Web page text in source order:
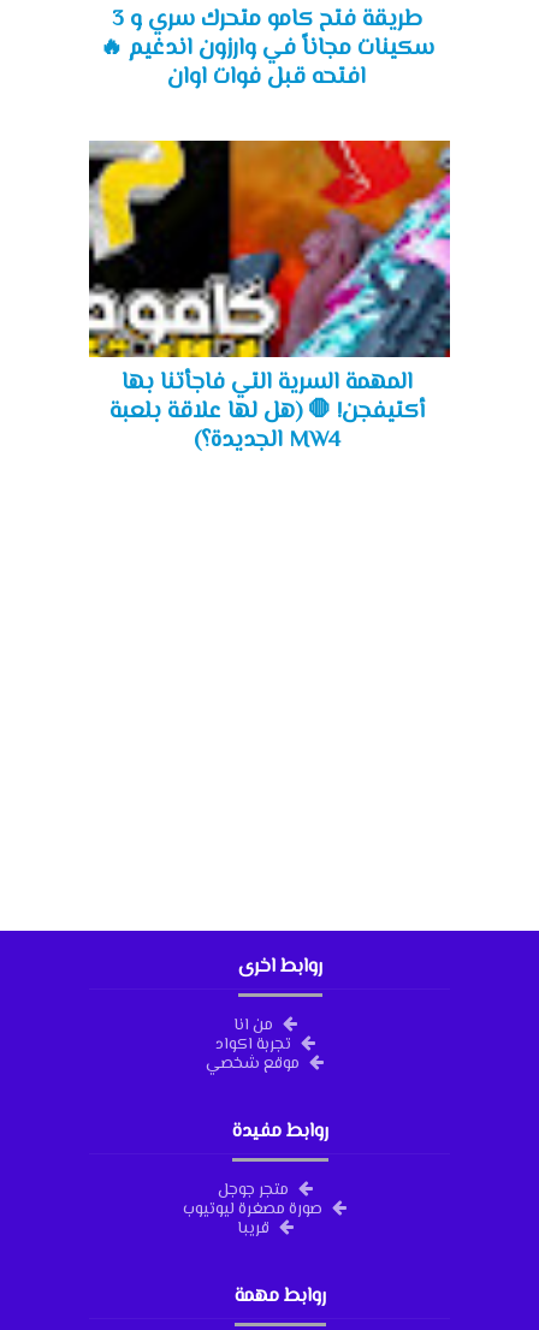
طريقة فتح كامو متحرك سري و 3
سكينات مجاناً في وارزون اندغيم 🔥
افتحه قبل فوات اوان
المهمة السرية التي فاجأتنا بها
أكتيفجن! 🛑 (هل لها علاقة بلعبة
MW4 الجديدة؟)
روابط اخرى
من انا
تجربة اكواد
موقع شخصي
روابط مفيدة
متجر جوجل
صورة مصغرة ليوتيوب
قريبا
روابط مهمة